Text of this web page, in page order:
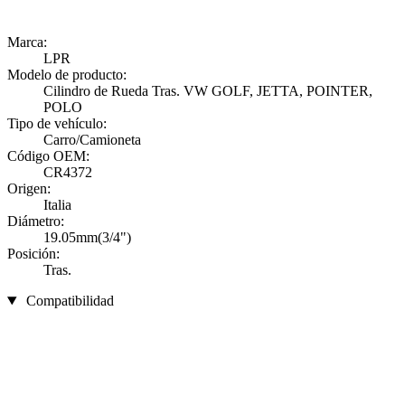
Marca:
LPR
Modelo de producto:
Cilindro de Rueda Tras. VW GOLF, JETTA, POINTER,
POLO
Tipo de vehículo:
Carro/Camioneta
Código OEM:
CR4372
Origen:
Italia
Diámetro:
19.05mm(3/4")
Posición:
Tras.
Compatibilidad